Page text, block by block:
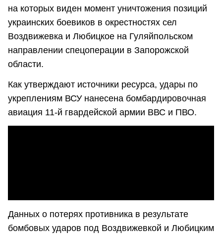
на которых виден момент уничтожения позиций
украинских боевиков в окрестностях сел
Воздвижевка и Любицкое на Гуляйпольском
направлении спецоперации в Запорожской
области.
Как утверждают источники ресурса, удары по
укреплениям ВСУ нанесена бомбардировочная
авиация 11-й гвардейской армии ВВС и ПВО.
Данных о потерях противника в результате
бомбовых ударов под Воздвижевкой и Любицким